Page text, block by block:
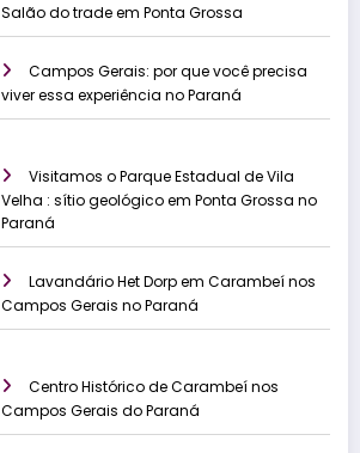
Salão do trade em Ponta Grossa
Campos Gerais: por que você precisa
viver essa experiência no Paraná
Visitamos o Parque Estadual de Vila
Velha : sítio geológico em Ponta Grossa no
Paraná
Lavandário Het Dorp em Carambeí nos
Campos Gerais no Paraná
Centro Histórico de Carambeí nos
Campos Gerais do Paraná